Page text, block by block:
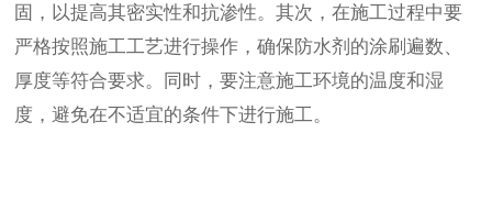
固，以提高其密实性和抗渗性。其次，在施工过程中要
严格按照施工工艺进行操作，确保防水剂的涂刷遍数、
厚度等符合要求。同时，要注意施工环境的温度和湿
度，避免在不适宜的条件下进行施工。